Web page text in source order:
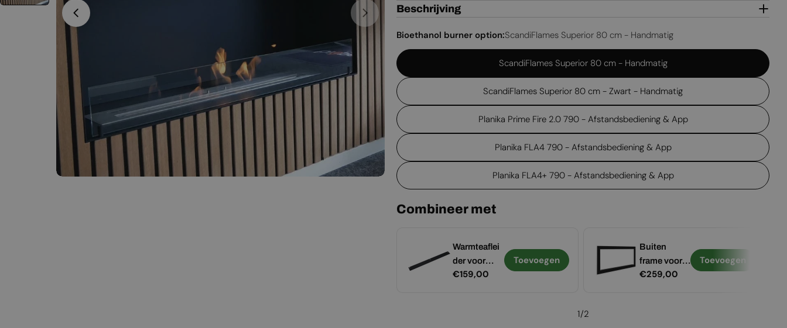
Open media 2 in een venster
Beschrijving
Bioethanol burner option:ScandiFlames Superior 80 cm - Handmatig
ScandiFlames Superior 80 cm - Handmatig
ScandiFlames Superior 80 cm - Zwart - Handmatig
Planika Prime Fire 2.0 790 - Afstandsbediening & App
Planika FLA4 790 - Afstandsbediening & App
Planika FLA4+ 790 - Afstandsbediening & App
Combineer met
Warmteaflei
der voor
Foco 1000
Normale
€159,00
Toevoegen
Buiten
frame voor
Foco 1000
Normale
€259,00
Toevoegen
1/2